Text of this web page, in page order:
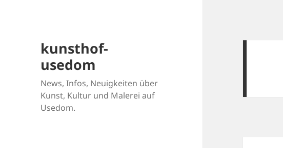
kunsthof-
usedom
News, Infos, Neuigkeiten über
Kunst, Kultur und Malerei auf
Usedom.